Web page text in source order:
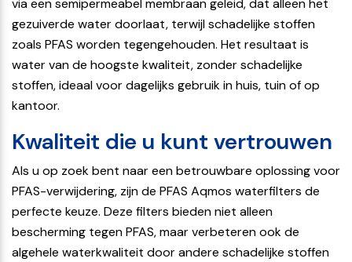
via een semipermeabel membraan geleid, dat alleen het
gezuiverde water doorlaat, terwijl schadelijke stoffen
zoals PFAS worden tegengehouden. Het resultaat is
water van de hoogste kwaliteit, zonder schadelijke
stoffen, ideaal voor dagelijks gebruik in huis, tuin of op
kantoor.
Kwaliteit die u kunt vertrouwen
Als u op zoek bent naar een betrouwbare oplossing voor
PFAS-verwijdering, zijn de PFAS Aqmos waterfilters de
perfecte keuze. Deze filters bieden niet alleen
bescherming tegen PFAS, maar verbeteren ook de
algehele waterkwaliteit door andere schadelijke stoffen